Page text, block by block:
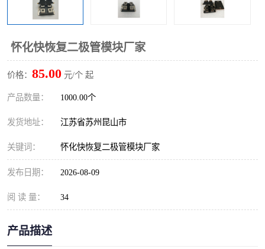
怀化快恢复二极管模块厂家
价格： 85.00 元/个 起
产品数量： 1000.00个
发货地址： 江苏省苏州昆山市
关键词： 怀化快恢复二极管模块厂家
发布日期： 2026-08-09
阅 读 量： 34
产品描述